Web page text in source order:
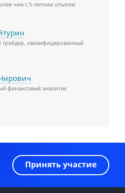
чем с 5-летним опытом
квалифицированный
финансовый аналитик
Принять участие